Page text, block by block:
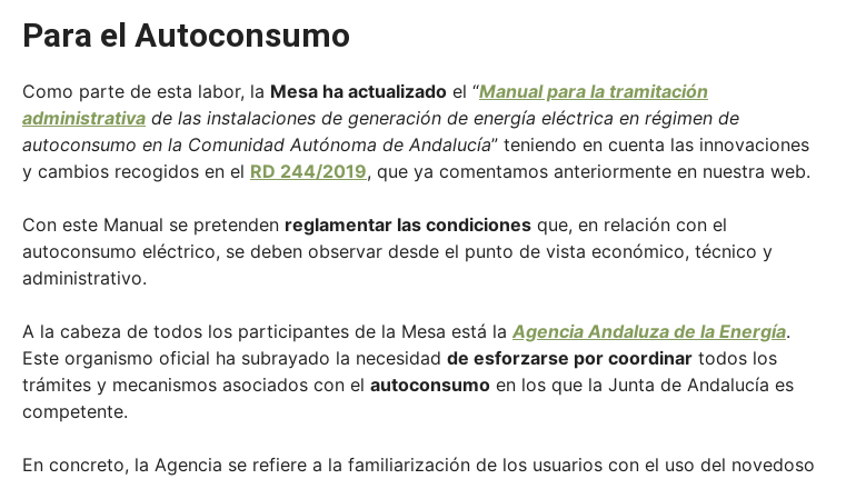
Para el Autoconsumo
Como parte de esta labor, la Mesa ha actualizado el “Manual para la tramitación
administrativa de las instalaciones de generación de energía eléctrica en régimen de
autoconsumo en la Comunidad Autónoma de Andalucía” teniendo en cuenta las innovaciones
y cambios recogidos en el RD 244/2019, que ya comentamos anteriormente en nuestra web.
Con este Manual se pretenden reglamentar las condiciones que, en relación con el
autoconsumo eléctrico, se deben observar desde el punto de vista económico, técnico y
administrativo.
A la cabeza de todos los participantes de la Mesa está la Agencia Andaluza de la Energía.
Este organismo oficial ha subrayado la necesidad de esforzarse por coordinar todos los
trámites y mecanismos asociados con el autoconsumo en los que la Junta de Andalucía es
competente.
En concreto, la Agencia se refiere a la familiarización de los usuarios con el uso del novedoso